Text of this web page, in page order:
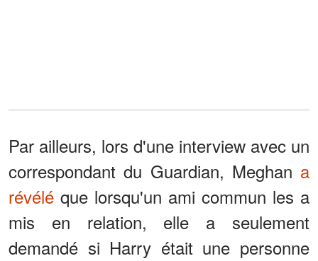
Par ailleurs, lors d'une interview avec un
correspondant du Guardian, Meghan a
révélé que lorsqu'un ami commun les a
mis en relation, elle a seulement
demandé si Harry était une personne